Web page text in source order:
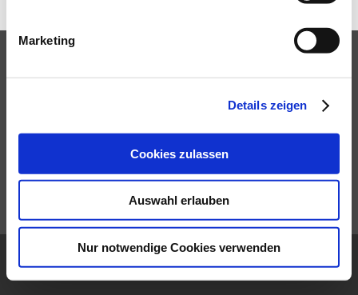
Marketing
Details zeigen
Cookies zulassen
Auswahl erlauben
Nur notwendige Cookies verwenden
IMPRESSUM
© SIMON HEGELE Gesellschaft für Logistik und Service
mbH
2026